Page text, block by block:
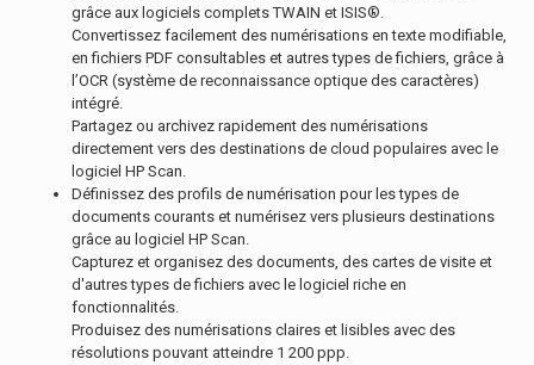
grâce aux logiciels complets TWAIN et ISIS®.
Convertissez facilement des numérisations en texte modifiable,
en fichiers PDF consultables et autres types de fichiers, grâce à
l’OCR (système de reconnaissance optique des caractères)
intégré.
Partagez ou archivez rapidement des numérisations
directement vers des destinations de cloud populaires avec le
logiciel HP Scan.
Définissez des profils de numérisation pour les types de
documents courants et numérisez vers plusieurs destinations
grâce au logiciel HP Scan.
Capturez et organisez des documents, des cartes de visite et
d'autres types de fichiers avec le logiciel riche en
fonctionnalités.
Produisez des numérisations claires et lisibles avec des
résolutions pouvant atteindre 1 200 ppp.